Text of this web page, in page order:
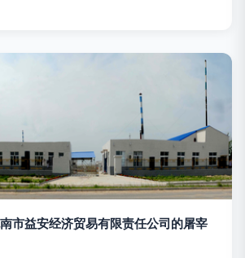
市益安经济贸易有限责任公司的屠宰